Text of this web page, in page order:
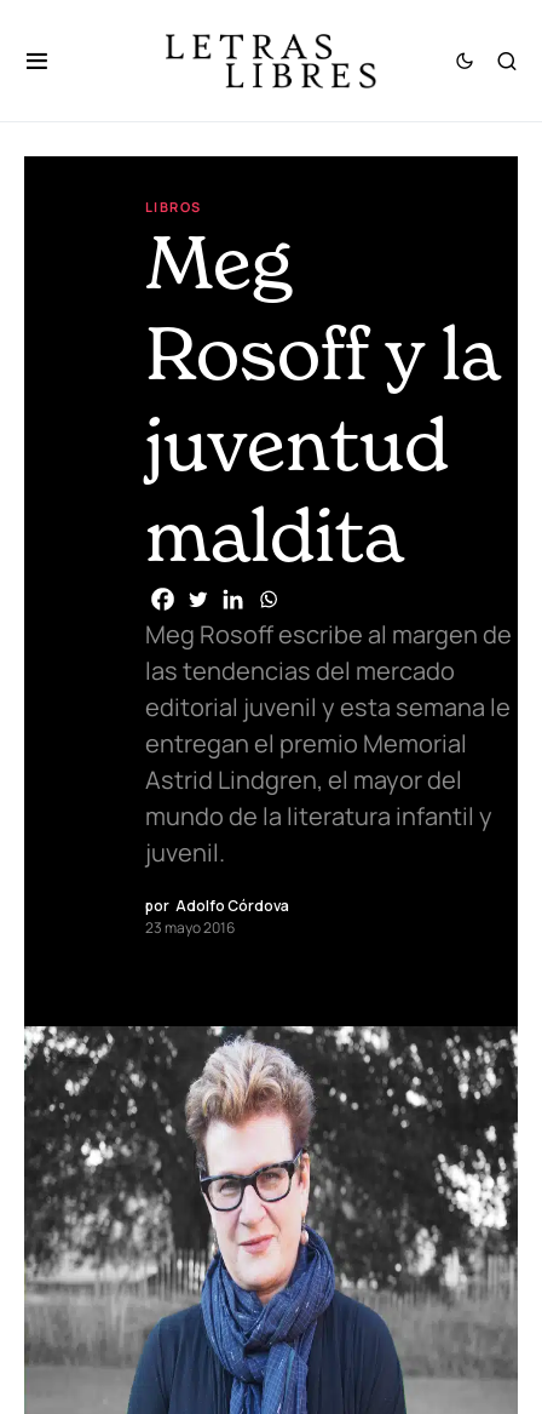
LIBROS
Meg
Rosoff y la
juventud
maldita
Meg Rosoff escribe al margen de
las tendencias del mercado
editorial juvenil y esta semana le
entregan el premio Memorial
Astrid Lindgren, el mayor del
mundo de la literatura infantil y
juvenil.
por Adolfo Córdova
23 mayo 2016